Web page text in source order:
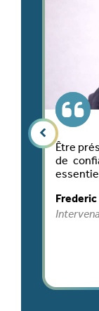
Être
de
Frederic